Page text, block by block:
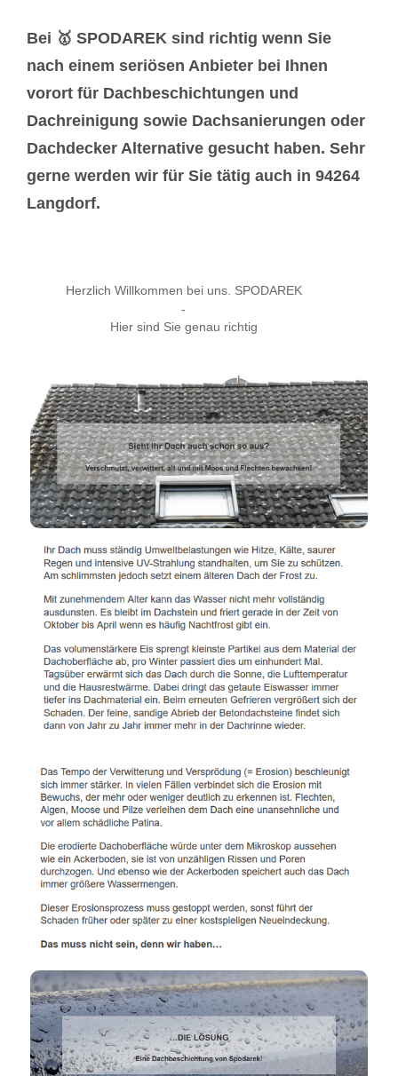
Bei 🥇 SPODAREK sind richtig wenn Sie
nach einem seriösen Anbieter bei Ihnen
vorort für Dachbeschichtungen und
Dachreinigung sowie Dachsanierungen oder
Dachdecker Alternative gesucht haben. Sehr
gerne werden wir für Sie tätig auch in 94264
Langdorf.
Herzlich Willkommen bei uns. SPODAREK
-
Hier sind Sie genau richtig